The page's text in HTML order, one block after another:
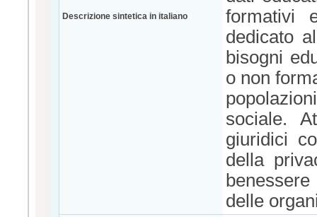
Descrizione sintetica in italiano
formativi
dedicato
bisogni
o non
sociale.
giuridici
della
delle